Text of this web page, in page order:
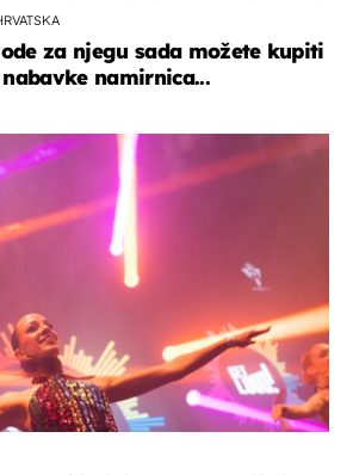
za njegu sada možete kupiti
namirnica...